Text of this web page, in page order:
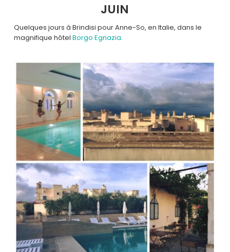
JUIN
Quelques jours à Brindisi pour Anne-So, en Italie, dans le
magnifique hôtel Borgo Egnazia.